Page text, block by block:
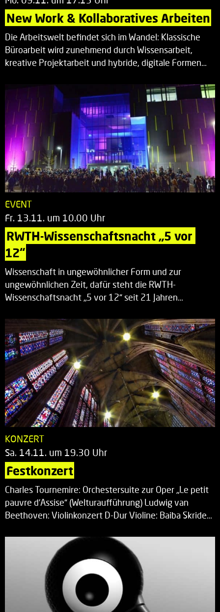
New Work & Kollaboratives Arbeiten
Die Arbeitswelt befindet sich im Wandel: Klassische
Büroarbeit wird zunehmend durch Wissensarbeit,
kreative Projektarbeit und hybride, digitale Formen…
EVENT
Fr. 13.11. um 10.00 Uhr
RWTH-Wissenschaftsnacht „5 vor
12“
Wissenschaft in ungewöhnlicher Form und zur
ungewöhnlichen Zeit, dafür steht die RWTH-
Wissenschaftsnacht „5 vor 12“ seit 21 Jahren…
KONZERT
Sa. 14.11. um 19.30 Uhr
Festkonzert
Charles Tournemire: Orchestersuite zur Oper „Le petit
pauvre d’Assise“ (Welturaufführung) Ludwig van
Beethoven: Violinkonzert D-Dur Violine: Baiba Skride…